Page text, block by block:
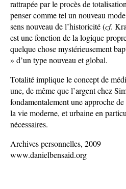
rattrapée par le procès de
penser comme tel un nouveau
sens nouveau de l’historicité (cf.
est une fonction de la logique
quelque chose mystérieusement
» d’un type nouveau et global.
Totalité implique le concept de
une, de même que l’argent chez
fondamentalement une approche
la vie moderne, et urbaine en
nécessaires.
Archives personnelles, 2009
www.danielbensaid.org